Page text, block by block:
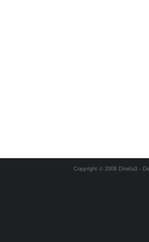
Copyright © 2008 Direita3 -